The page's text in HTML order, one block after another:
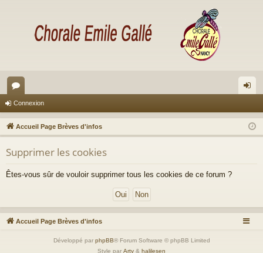
or
u
m
s
ne
xi
Connexion
Accueil Page Brèves d'infos
Supprimer les cookies
Êtes-vous sûr de vouloir supprimer tous les cookies de ce forum ?
Accueil Page Brèves d'infos
Développé par phpBB® Forum Software © phpBB Limited
Style par Arty & halilesen